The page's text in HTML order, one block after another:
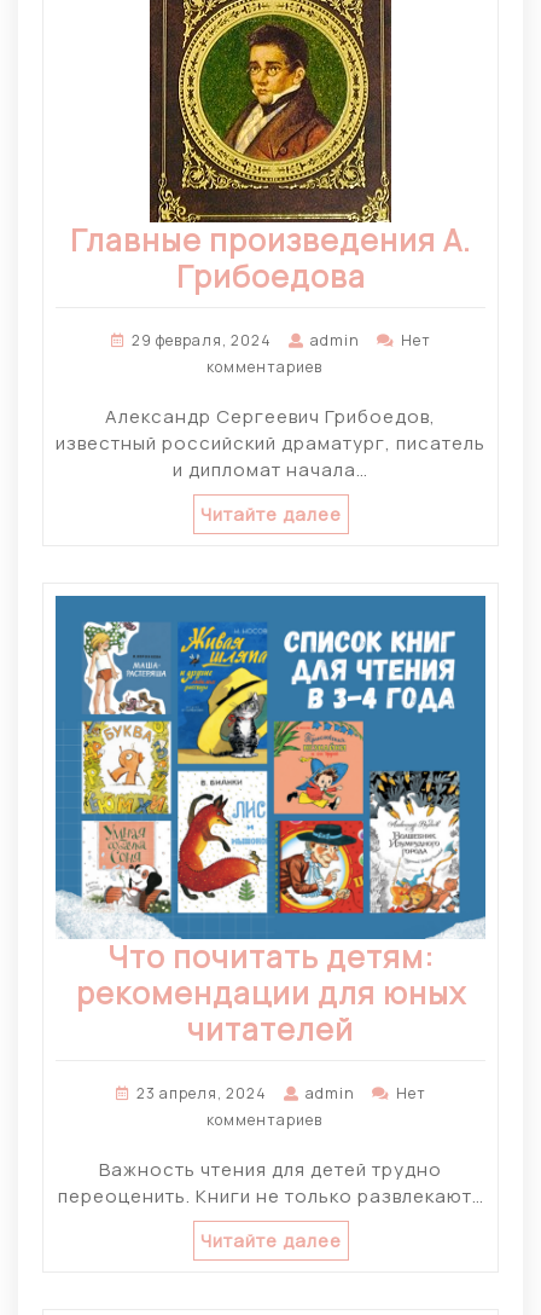
Главные произведения А.
Грибоедова
29 февраля, 2024 admin
Нет
комментариев
Александр Сергеевич Грибоедов,
известный российский драматург, писатель
и дипломат начала…
Читайте далее
Что почитать детям:
рекомендации для юных
читателей
23 апреля, 2024 admin
Нет
комментариев
Важность чтения для детей трудно
переоценить. Книги не только развлекают…
Читайте далее